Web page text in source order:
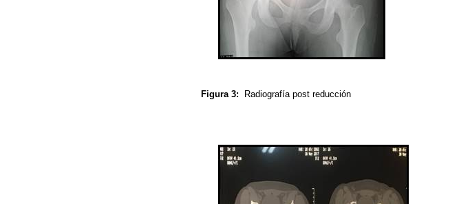
Figura 3: Radiografía post reducción